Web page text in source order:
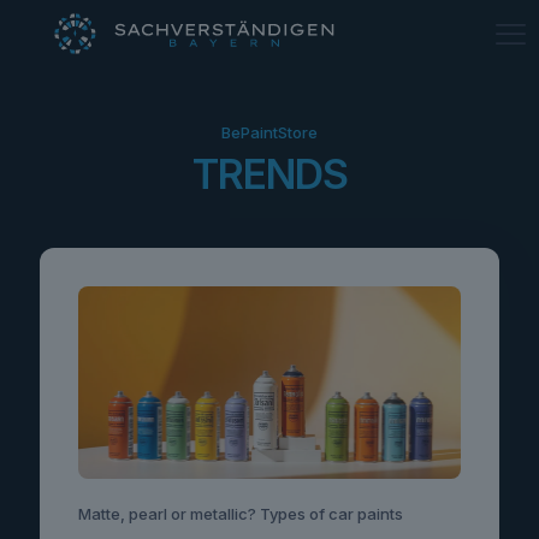
BePaintStore
TRENDS
Matte, pearl or metallic? Types of car paints